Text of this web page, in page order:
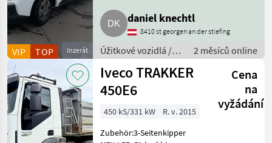
Inzerát
VIP TOP
daniel knechtl
8410 st georgen an der stiefing
Úžitkové vozidlá /
Nákladné auto
2 měsíců online
Iveco TRAKKER
450E6
Cena
na
vyžádání
450 kS/331 kW
R. v. 2015
Zubehör:3-Seitenkipper